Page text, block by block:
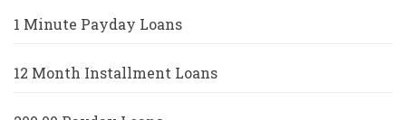
1 Minute Payday Loans
12 Month Installment Loans